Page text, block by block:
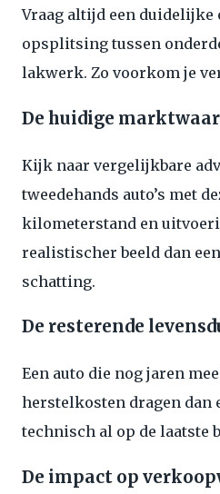
Vraag altijd een duidelijke
opsplitsing tussen
lakwerk. Zo voorkom je
De huidige
Kijk naar vergelijkbare
tweedehands auto’s met
kilometerstand en
realistischer beeld dan
schatting.
De resterende
Een auto die nog jaren
herstelkosten dragen dan
technisch al op de laatste
De impact op